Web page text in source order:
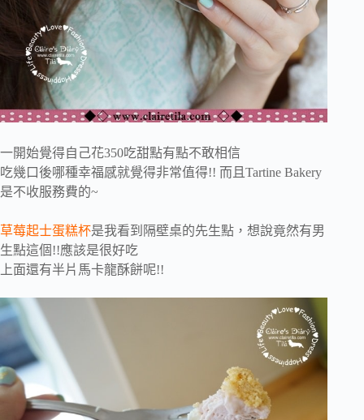
一開始覺得自己花350吃甜點有點不敢相信
吃幾口後哪種幸福感就覺得非常值得!! 而且Tartine Bakery
是不收服務費的~
草莓起士蛋糕杯是我看到隔壁桌的先生點，想說竟然有男
生點這個!!應該是很好吃
上面還有半片馬卡龍酥餅呢!!